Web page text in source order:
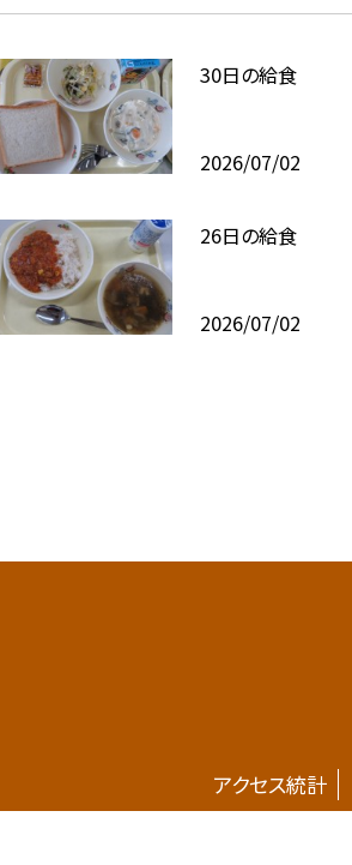
30日の給食
2026/07/02
26日の給食
2026/07/02
アクセス統計